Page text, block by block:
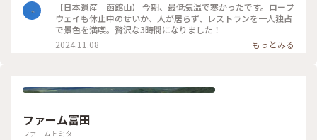
函館の街並みだけでも感嘆の声が上がり、ワクワクが止まらな
いです😳 山頂に着いて展望台に向かって歩き、目の前に現れ
た景色は感動🥹ずっと眺めていられました👀 夜景まで見たか
ったけど雷雲接近中の為、断念🤦‍♀️ でも山頂の展望台からは函
ゆるり夏時間#北海道#函館市#函館#函館駅#函館山#臥牛山#世
ト伝説#函館山ロープウェイ#ロープウェイ#登山バス#観光#絶
景#名所#山頂#展望台#ことりっぷ函館#ひとり旅日記🕊️
【日本遺産 函館山】 今期、最低気温で寒かったです。ロープ
ウェイも休止中のせいか、人が居らず、レストランを一人独占
で景色を満喫。贅沢な3時間になりました！
2024.11.08
もっとみる
ファーム富田
ファームトミタ